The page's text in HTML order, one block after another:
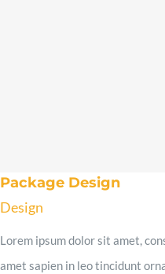
Package Design
Design
Lorem ipsum dolor sit amet,
amet sapien in leo tincidunt